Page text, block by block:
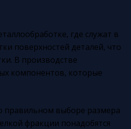
где служат в
поверхностей деталей, что
В производстве
компонентов, которые
правильном выборе размера
фракции понадобятся